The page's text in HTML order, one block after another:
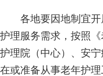
各地要因地制宜开
护理服务需求，按照
护理院（中心）、安
在或准备从事老年护